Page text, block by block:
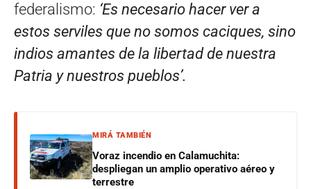
federalismo: ‘Es necesario hacer ver a
estos serviles que no somos caciques, sino
indios amantes de la libertad de nuestra
Patria y nuestros pueblos’.
MIRÁ TAMBIÉN
Voraz incendio en Calamuchita:
despliegan un amplio operativo aéreo y
terrestre